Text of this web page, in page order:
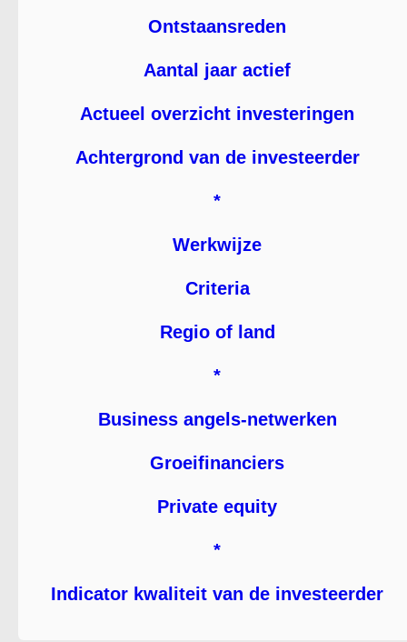
Ontstaansreden
Aantal jaar actief
Actueel overzicht investeringen
Achtergrond van de investeerder
*
Werkwijze
Criteria
Regio of land
*
Business angels-netwerken
Groeifinanciers
Private equity
*
Indicator kwaliteit van de investeerder